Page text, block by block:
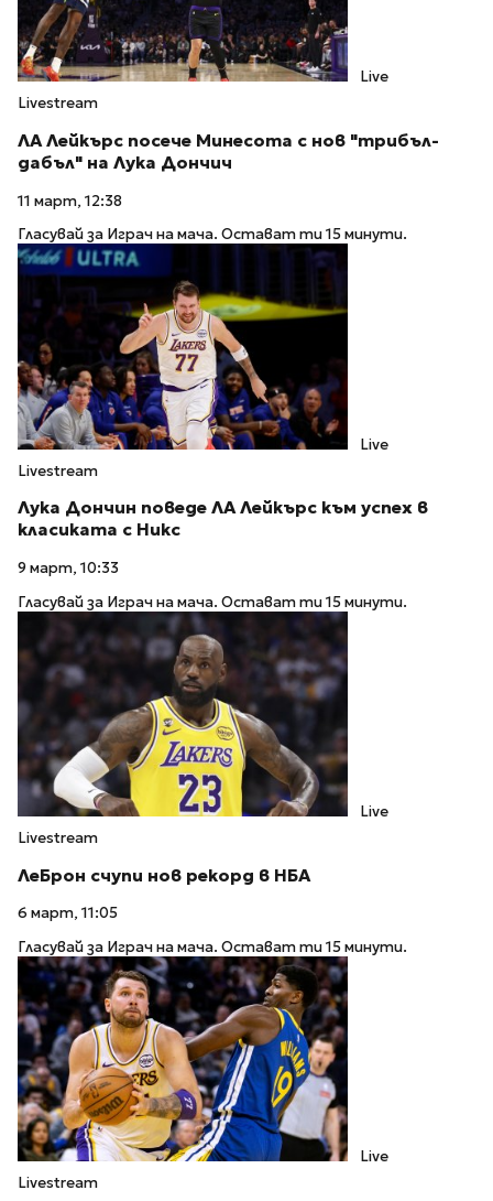
Live
Livestream
ЛА Лейкърс посече Минесота с нов "трибъл-
дабъл" на Лука Дончич
11 март, 12:38
Гласувай за Играч на мача. Остават ти 15 минути.
Live
Livestream
Лука Дончин поведе ЛА Лейкърс към успех в
класиката с Никс
9 март, 10:33
Гласувай за Играч на мача. Остават ти 15 минути.
Live
Livestream
ЛеБрон счупи нов рекорд в НБА
6 март, 11:05
Гласувай за Играч на мача. Остават ти 15 минути.
Live
Livestream